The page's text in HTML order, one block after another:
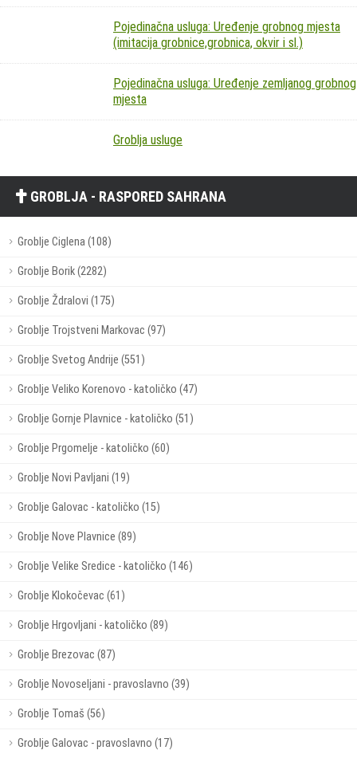
Pojedinačna usluga: Uređenje grobnog mjesta
(imitacija grobnice,grobnica, okvir i sl.)
Pojedinačna usluga: Uređenje zemljanog grobnog
mjesta
Groblja usluge
GROBLJA - RASPORED SAHRANA
Groblje Ciglena (108)
Groblje Borik (2282)
Groblje Ždralovi (175)
Groblje Trojstveni Markovac (97)
Groblje Svetog Andrije (551)
Groblje Veliko Korenovo - katoličko (47)
Groblje Gornje Plavnice - katoličko (51)
Groblje Prgomelje - katoličko (60)
Groblje Novi Pavljani (19)
Groblje Galovac - katoličko (15)
Groblje Nove Plavnice (89)
Groblje Velike Sredice - katoličko (146)
Groblje Klokočevac (61)
Groblje Hrgovljani - katoličko (89)
Groblje Brezovac (87)
Groblje Novoseljani - pravoslavno (39)
Groblje Tomaš (56)
Groblje Galovac - pravoslavno (17)